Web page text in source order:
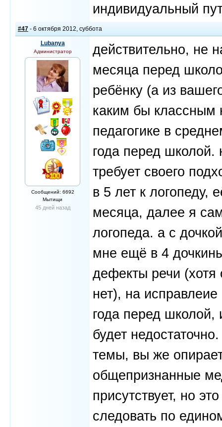
индивидуальный
#47 - 6 октября 2012, суббота
Lubanya
Администратор
Сообщений: 6692
Мытищи
45 дней назад
действительно, не
месяца перед
ребёнку (а из
каким бы классным
педагогике в
года перед школой.
требует своего
в 5 лет к логопеду,
месяца, далее я
логопеда. а с
мне ещё в 4
дефекты речи (хотя
нет), на
года перед школой,
будет
темы, вы же
общепризнанные
присутствует, но
следовать по